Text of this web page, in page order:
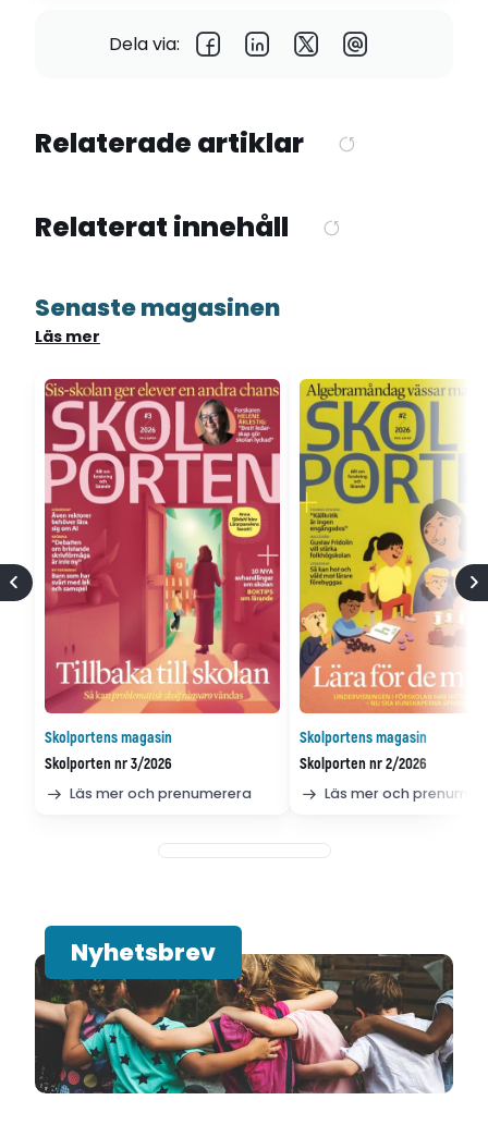
Dela via:
Relaterade artiklar
Relaterat innehåll
Senaste magasinen
Läs mer
Skolportens magasin
Skolporten nr 3/2026
Läs mer och prenumerera
Skolportens magasin
Skolporten nr 2/2026
Läs mer och
Nyhetsbrev